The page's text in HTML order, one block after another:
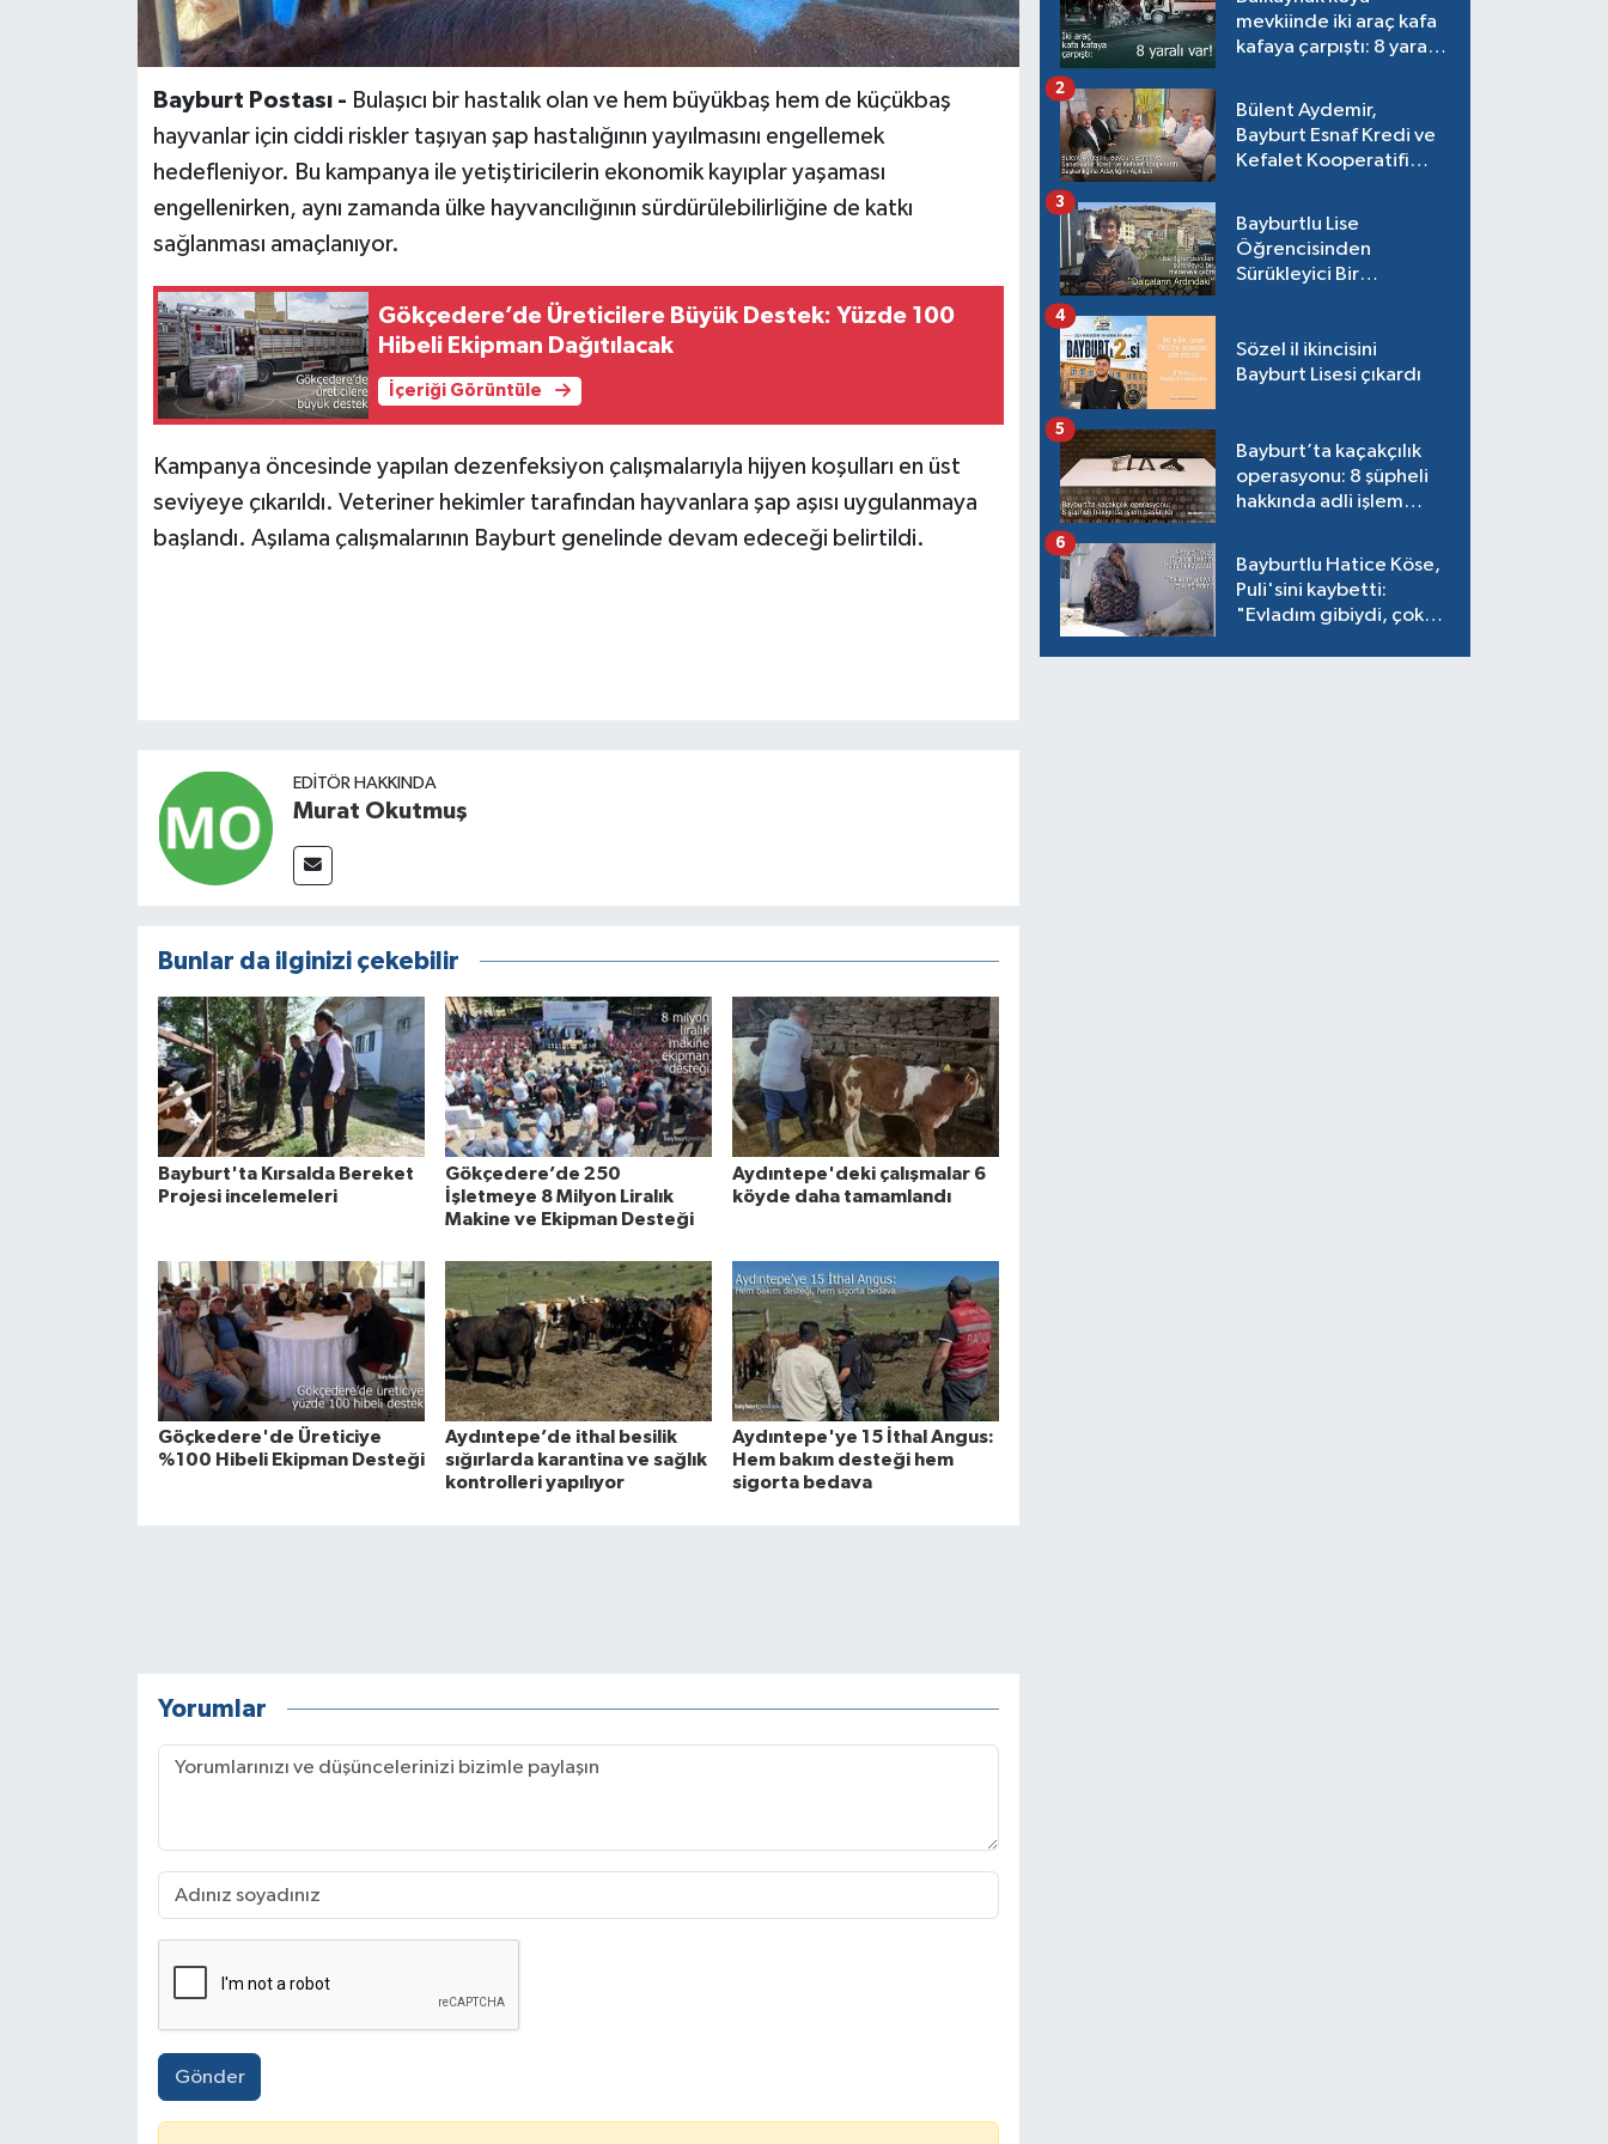
Bayburt Postası - Bulaşıcı bir hastalık olan ve hem büyükbaş hem de küçükbaş
hayvanlar için ciddi riskler taşıyan şap hastalığının yayılmasını engellemek
hedefleniyor. Bu kampanya ile yetiştiricilerin ekonomik kayıplar yaşaması
engellenirken, aynı zamanda ülke hayvancılığının sürdürülebilirliğine de katkı
sağlanması amaçlanıyor.
Gökçedere’de Üreticilere Büyük Destek: Yüzde 100
Hibeli Ekipman Dağıtılacak
İçeriği Görüntüle
Kampanya öncesinde yapılan dezenfeksiyon çalışmalarıyla hijyen koşulları en üst
seviyeye çıkarıldı. Veteriner hekimler tarafından hayvanlara şap aşısı uygulanmaya
başlandı. Aşılama çalışmalarının Bayburt genelinde devam edeceği belirtildi.
EDITÖR HAKKINDA
Murat Okutmuş
Bunlar da ilginizi çekebilir
Bayburt'ta Kırsalda Bereket
Projesi incelemeleri
Gökçedere’de 250
İşletmeye 8 Milyon Liralık
Makine ve Ekipman Desteği
Aydıntepe'deki çalışmalar 6
köyde daha tamamlandı
Göçkedere'de Üreticiye
%100 Hibeli Ekipman Desteği
Aydıntepe’de ithal besilik
sığırlarda karantina ve sağlık
kontrolleri yapılıyor
Aydıntepe'ye 15 İthal Angus:
Hem bakım desteği hem
sigorta bedava
Yorumlar
Gönder
mevkiinde iki araç kafa
kafaya çarpıştı: 8 yaralı
Bülent Aydemir,
Bayburt Esnaf Kredi ve
Kefalet Kooperatifi
2
Bayburtlu Lise
Öğrencisinden
Sürükleyici Bir
3
Sözel il ikincisini
Bayburt Lisesi çıkardı
4
Bayburt’ta kaçakçılık
operasyonu: 8 şüpheli
hakkında adli işlem
5
Bayburtlu Hatice Köse,
Puli'sini kaybetti:
"Evladım gibiydi, çok
6